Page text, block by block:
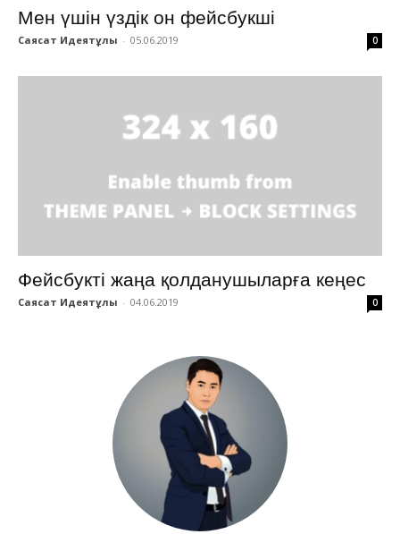
Мен үшін үздік он фейсбукші
Саясат Идеятұлы - 05.06.2019 0
Фейсбукті жаңа қолданушыларға кеңес
Саясат Идеятұлы - 04.06.2019 0